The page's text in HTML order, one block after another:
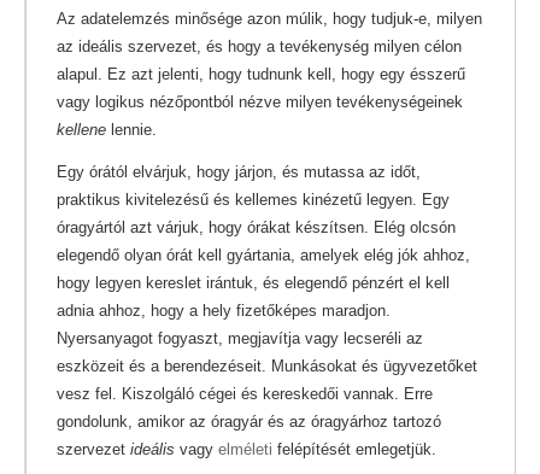
Az adatelemzés minősége azon múlik, hogy tudjuk-e, milyen
az ideális szervezet, és hogy a tevékenység milyen célon
alapul. Ez azt jelenti, hogy tudnunk kell, hogy egy ésszerű
vagy logikus nézőpontból nézve milyen tevékenységeinek
kellene lennie.
Egy órától elvárjuk, hogy járjon, és mutassa az időt,
praktikus kivitelezésű és kellemes kinézetű legyen. Egy
óragyártól azt várjuk, hogy órákat készítsen. Elég olcsón
elegendő olyan órát kell gyártania, amelyek elég jók ahhoz,
hogy legyen kereslet irántuk, és elegendő pénzért el kell
adnia ahhoz, hogy a hely fizetőképes maradjon.
Nyersanyagot fogyaszt, megjavítja vagy lecseréli az
eszközeit és a berendezéseit. Munkásokat és ügyvezetőket
vesz fel. Kiszolgáló cégei és kereskedői vannak. Erre
gondolunk, amikor az óragyár és az óragyárhoz tartozó
szervezet ideális vagy elméleti felépítését emlegetjük.